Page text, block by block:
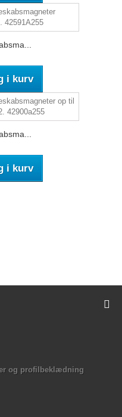
i kurv
i kurv
og profilbeklædning